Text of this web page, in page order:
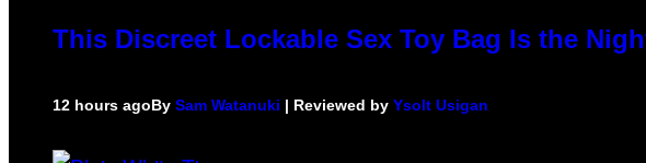
This Discreet Lockable Sex Toy Bag Is the
12 hours agoBy Sam Watanuki | Reviewed by Ysolt Usigan